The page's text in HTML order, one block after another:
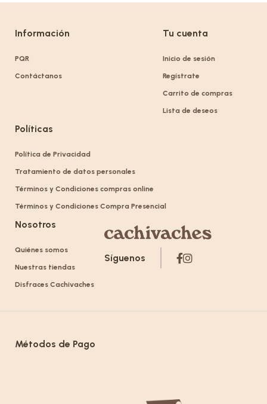
Información
PQR
Contáctanos
Tu cuenta
Inicio de sesión
Regístrate
Carrito de compras
Lista de deseos
Políticas
Política de Privacidad
Tratamiento de datos personales
Términos y Condiciones compras online
Términos y Condiciones Compra Presencial
Nosotros
Quiénes somos
Nuestras tiendas
Disfraces Cachivaches
Síguenos
Métodos de Pago